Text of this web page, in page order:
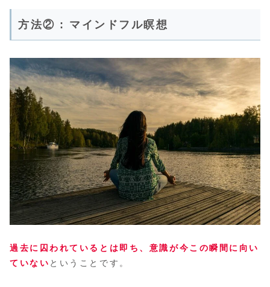
方法② : マインドフル瞑想
過去に囚われているとは即ち、意識が今この瞬間に向い
ていない ということです。